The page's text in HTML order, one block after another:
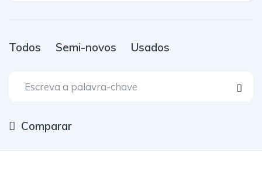
Todos Semi-novos Usados
Comparar